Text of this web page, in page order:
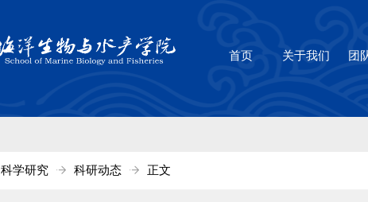
中国·tyc7111cc太阳(集团)
首页 关于我们 团
科学研究 科研动态 正文